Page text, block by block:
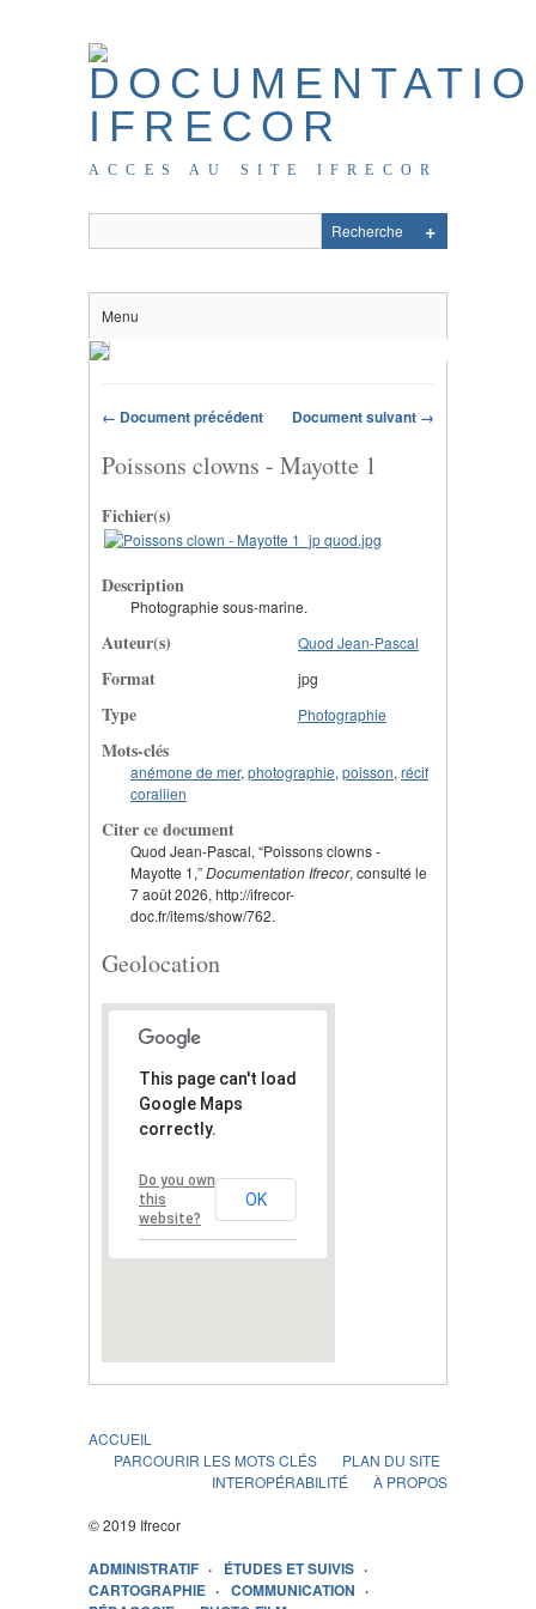
ACCES AU SITE IFRECOR
Menu
← Document précédent Document suivant →
Poissons clowns - Mayotte 1
Fichier(s)
Description
Photographie sous-marine.
Auteur(s) Quod Jean-Pascal
Format jpg
Type Photographie
Mots-clés
anémone de mer, photographie, poisson, récif
corallien
Citer ce document
Quod Jean-Pascal, “Poissons clowns -
Mayotte 1,”Documentation Ifrecor, consulté le
7 août 2026, http://ifrecor-
doc.fr/items/show/762.
Geolocation
This page can't load
Google Maps
correctly.
Do you own
this
website?
OK
ACCUEIL
PARCOURIR LES MOTS CLÉS
PLAN DU SITE
INTEROPÉRABILITÉ
À PROPOS
© 2019 Ifrecor
ADMINISTRATIF
ÉTUDES ET SUIVIS
CARTOGRAPHIE
COMMUNICATION